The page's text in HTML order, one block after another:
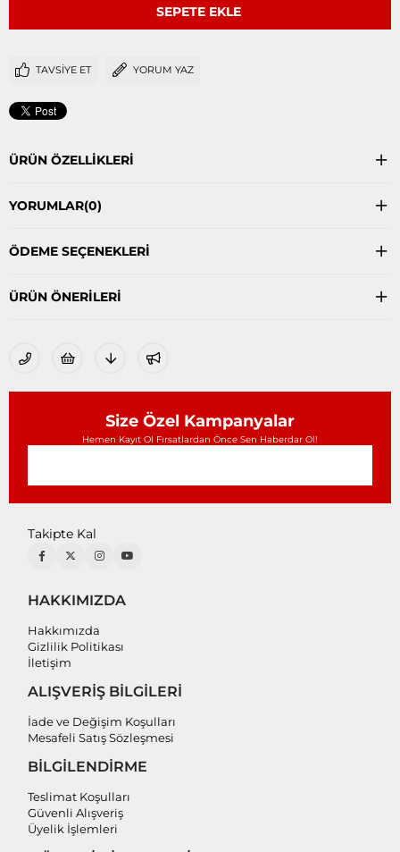
TAVSIYE ET YORUM YAZ
ÜRÜN ÖZELLIKLERI
YORUMLAR(0)
ÖDEME SEÇENEKLERI
ÜRÜN ÖNERILERI
Size Özel Kampanyalar
Hemen Kayıt Ol Fırsatlardan Önce Sen Haberdar Ol!
Takipte Kal
HAKKIMIZDA
Hakkımızda
Gizlilik Politikası
İletişim
ALIŞVERİŞ BİLGİLERİ
İade ve Değişim Koşulları
Mesafeli Satış Sözleşmesi
BİLGİLENDİRME
Teslimat Koşulları
Güvenli Alışveriş
Üyelik İşlemleri